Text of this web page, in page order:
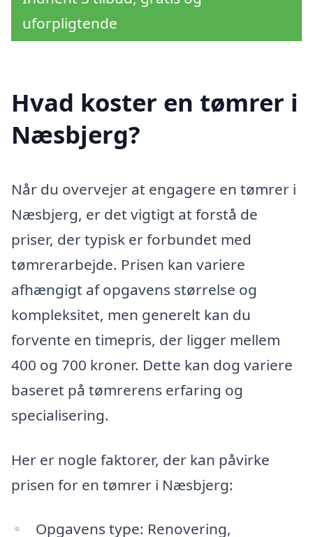
uforpligtende
Hvad koster en tømrer i
Næsbjerg?
Når du overvejer at engagere en tømrer i
Næsbjerg, er det vigtigt at forstå de
priser, der typisk er forbundet med
tømrerarbejde. Prisen kan variere
afhængigt af opgavens størrelse og
kompleksitet, men generelt kan du
forvente en timepris, der ligger mellem
400 og 700 kroner. Dette kan dog variere
baseret på tømrerens erfaring og
specialisering.
Her er nogle faktorer, der kan påvirke
prisen for en tømrer i Næsbjerg:
Opgavens type: Renovering,